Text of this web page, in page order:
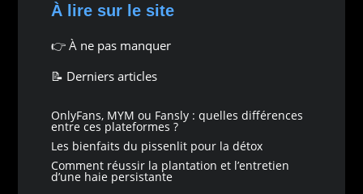
À lire sur le site
👉 À ne pas manquer
📝 Derniers articles
OnlyFans, MYM ou Fansly : quelles différences
entre ces plateformes ?
Les bienfaits du pissenlit pour la détox
Comment réussir la plantation et l’entretien
d’une haie persistante